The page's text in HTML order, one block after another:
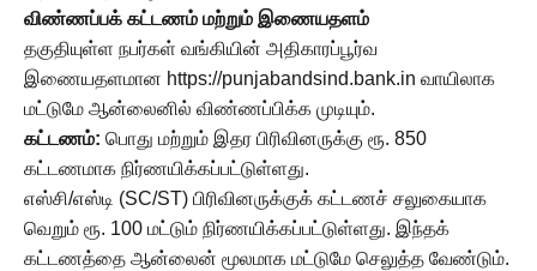
விண்ணப்பக் கட்டணம் மற்றும் இணையதளம்
தகுதியுள்ள நபர்கள் வங்கியின் அதிகாரப்பூர்வ
இணையதளமான https://punjabandsind.bank.in வாயிலாக
மட்டுமே ஆன்லைனில் விண்ணப்பிக்க முடியும்.
கட்டணம்: பொது மற்றும் இதர பிரிவினருக்கு ரூ. 850
கட்டணமாக நிர்ணயிக்கப்பட்டுள்ளது.
எஸ்சி/எஸ்டி (SC/ST) பிரிவினருக்குக் கட்டணச் சலுகையாக
வெறும் ரூ. 100 மட்டும் நிர்ணயிக்கப்பட்டுள்ளது. இந்தக்
கட்டணத்தை ஆன்லைன் மூலமாக மட்டுமே செலுத்த வேண்டும்.